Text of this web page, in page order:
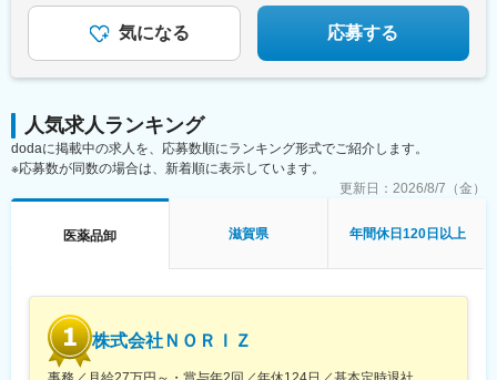
も充実しており、顧客満足度が高いことが特徴です。
■竹虎グループについて
「医療・福祉・健康分野の開発及び販売を通じ、人々の生活を豊
丸となって日々努力しています。
その実現をめざし、「新製品の開発」「国内外への販売網の拡
大」といった、未来に向けた具体的な取り組みを常に進めていき
ます。
駅、掛川市役所前駅、焼津駅、黒川駅(愛知県)、小本駅(愛知県)、
奥町駅、赤池駅(愛知県)、西岡崎駅、牛久保駅、住吉町駅、竹下
門真市駅、交野市駅、鳳駅、青木駅、総合運動公園駅、武庫之荘
駅、岡場駅、石生駅、西新町駅、加古川駅、英賀保駅、江原駅、
帯解駅、耳成駅、日前宮駅、紀伊新庄駅、新宮駅、尾鷲駅、高茶
屋駅、中川原駅、四十九駅、手力駅、東大垣駅、小泉駅、高山
駅、幸浦駅、緑町駅、堀ノ内駅、蘇我駅、清水駅(愛知県)、烏森
駅、新御茶ノ水駅、江古田駅、名城公園駅、近鉄八田駅、神田駅
気になる 応募する
人気求人ランキング
dodaに掲載中の求人を、応募数順にランキング形式でご紹介します。
※応募数が同数の場合は、新着順に表示しています。
更新日： 2026/8/7（金）
医薬品卸 滋賀県 年間休日120日以上
株式会社ＮＯＲＩＺ